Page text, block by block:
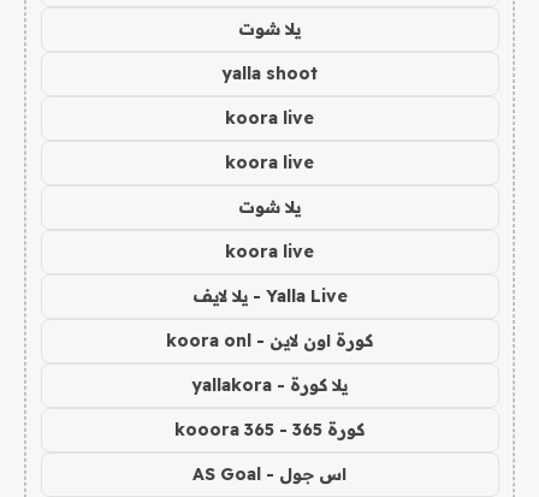
يلا شوت
yalla shoot
koora live
koora live
يلا شوت
koora live
Yalla Live - يلا لايف
كورة اون لاين - koora onl
يلا كورة - yallakora
كورة 365 - kooora 365
اس جول - AS Goal